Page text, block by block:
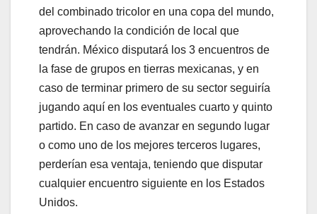
del combinado tricolor en una copa del mundo,
aprovechando la condición de local que
tendrán. México disputará los 3 encuentros de
la fase de grupos en tierras mexicanas, y en
caso de terminar primero de su sector seguiría
jugando aquí en los eventuales cuarto y quinto
partido. En caso de avanzar en segundo lugar
o como uno de los mejores terceros lugares,
perderían esa ventaja, teniendo que disputar
cualquier encuentro siguiente en los Estados
Unidos.